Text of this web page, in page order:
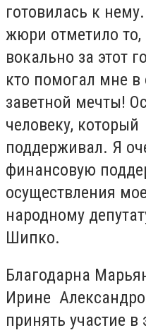
готовилась к
жюри отметило то,
вокально за этот
кто помогал мне
заветной мечты!
человеку,
поддерживал. Я
финансовую
осуществления
народному
Шипко.
Благодарна
Ирине
принять участие в